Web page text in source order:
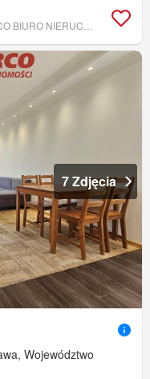
7 Zdjęcia
Województwo